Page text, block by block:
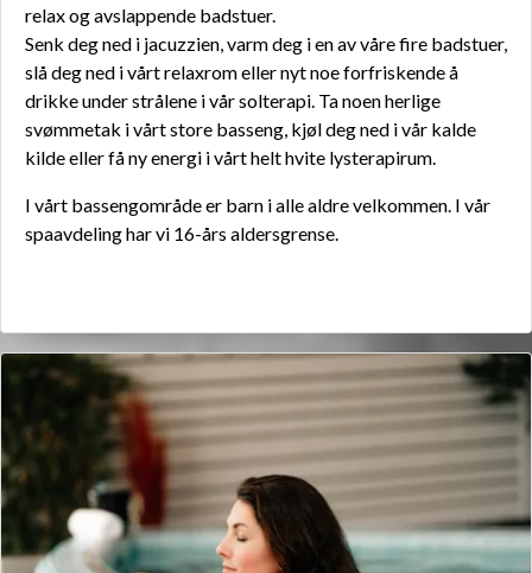
relax og avslappende badstuer.
Senk deg ned i jacuzzien, varm deg i en av våre fire badstuer,
slå deg ned i vårt relaxrom eller nyt noe forfriskende å
drikke under strålene i vår solterapi. Ta noen herlige
svømmetak i vårt store basseng, kjøl deg ned i vår kalde
kilde eller få ny energi i vårt helt hvite lysterapirum.
I vårt bassengområde er barn i alle aldre velkommen. I vår
spaavdeling har vi 16-års aldersgrense.